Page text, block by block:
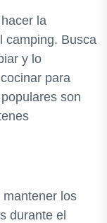
la
camping. Busca
y lo
para
son
los
durante el